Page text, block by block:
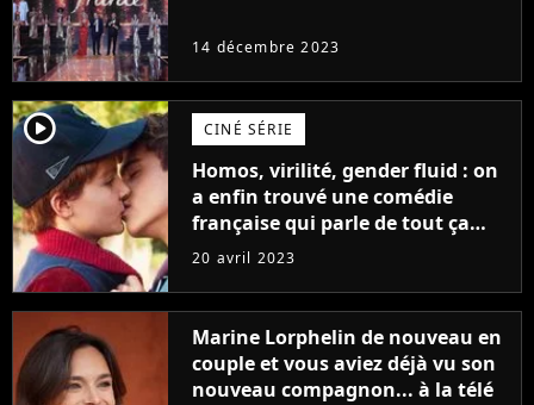
14 décembre 2023
player2 CINÉ SÉRIE
Homos, virilité, gender fluid : on
a enfin trouvé une comédie
française qui parle de tout ça
sans être super ringarde
20 avril 2023
Marine Lorphelin de nouveau en
couple et vous aviez déjà vu son
nouveau compagnon... à la télé